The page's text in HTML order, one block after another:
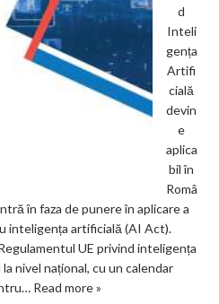
d
Inteli
gența
Artifi
cială
devin
e
aplica
bil în
Româ
în faza de punere în aplicare a
inteligența artificială (AI Act).
UE privind inteligența
nivel național, cu un calendar
Read more »